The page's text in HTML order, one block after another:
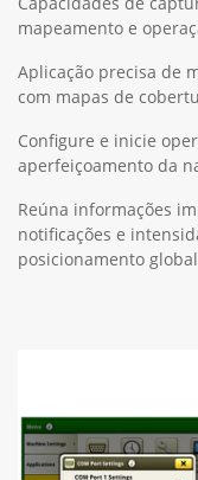
mapeamento e
Aplicação precisa de
com mapas de
Configure e inicie
aperfeiçoamento da
Reúna informações
notificações e
posicionamento global